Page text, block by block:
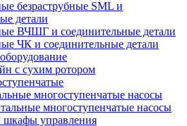
безраструбные SML и
детали
ВЧШГ и соединительные детали
ЧК и соединительные детали
с сухим ротором
многоступенчатые насосы
многоступенчатые насосы
шкафы управления